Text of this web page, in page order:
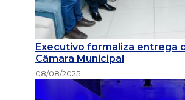
Executivo formaliza entrega
Câmara Municipal
08/08/2025